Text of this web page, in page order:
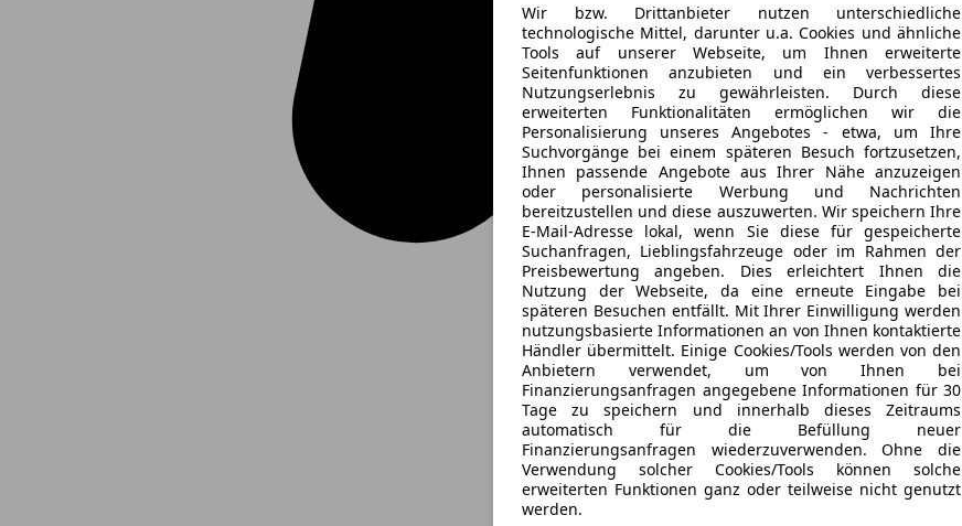
Wir bzw. Drittanbieter nutzen unterschiedliche
technologische Mittel, darunter u.a. Cookies und ähnliche
Tools auf unserer Webseite, um Ihnen erweiterte
Seitenfunktionen anzubieten und ein verbessertes
Nutzungserlebnis zu gewährleisten. Durch diese
erweiterten Funktionalitäten ermöglichen wir die
Personalisierung unseres Angebotes - etwa, um Ihre
Suchvorgänge bei einem späteren Besuch fortzusetzen,
Ihnen passende Angebote aus Ihrer Nähe anzuzeigen
oder personalisierte Werbung und Nachrichten
bereitzustellen und diese auszuwerten. Wir speichern Ihre
E-Mail-Adresse lokal, wenn Sie diese für gespeicherte
Suchanfragen, Lieblingsfahrzeuge oder im Rahmen der
Preisbewertung angeben. Dies erleichtert Ihnen die
Nutzung der Webseite, da eine erneute Eingabe bei
späteren Besuchen entfällt. Mit Ihrer Einwilligung werden
nutzungsbasierte Informationen an von Ihnen kontaktierte
Händler übermittelt. Einige Cookies/Tools werden von den
Anbietern verwendet, um von Ihnen bei
Finanzierungsanfragen angegebene Informationen für 30
Tage zu speichern und innerhalb dieses Zeitraums
automatisch für die Befüllung neuer
Finanzierungsanfragen wiederzuverwenden. Ohne die
Verwendung solcher Cookies/Tools können solche
erweiterten Funktionen ganz oder teilweise nicht genutzt
werden.